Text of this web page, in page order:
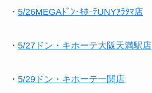
・ 5/26MEGAﾄﾞﾝ･ｷﾎｰﾃUNYｱﾗﾀﾏ店
・ 5/27ドン・キホーテ大阪天満駅店
・ 5/29ドン・キホーテ一関店